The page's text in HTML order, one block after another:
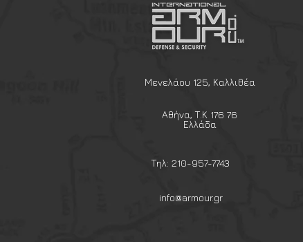
Μενελάου 125, Καλλιθέα
Αθήνα, Τ.Κ 176 76
Ελλάδα
Τηλ: 210-957-7743
info@armour.gr